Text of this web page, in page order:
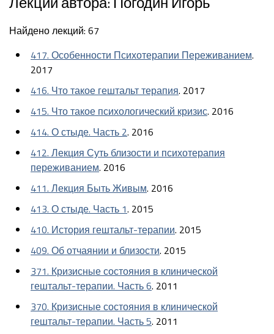
Найдено лекций: 67
417. Особенности Психотерапии Переживанием.
2017
416. Что такое гештальт терапия. 2017
415. Что такое психологический кризис. 2016
414. О стыде. Часть 2. 2016
412. Лекция Суть близости и психотерапия
переживанием. 2016
411. Лекция Быть Живым. 2016
413. О стыде. Часть 1. 2015
410. История гештальт-терапии. 2015
409. Об отчаянии и близости. 2015
371. Кризисные состояния в клинической
гештальт-терапии. Часть 6. 2011
370. Кризисные состояния в клинической
гештальт-терапии. Часть 5. 2011